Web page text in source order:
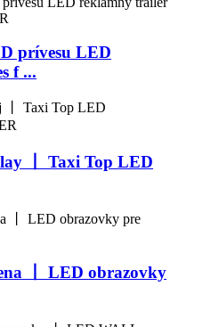
prívesu LED
f ...
丨 Taxi Top LED
丨 LED obrazovky